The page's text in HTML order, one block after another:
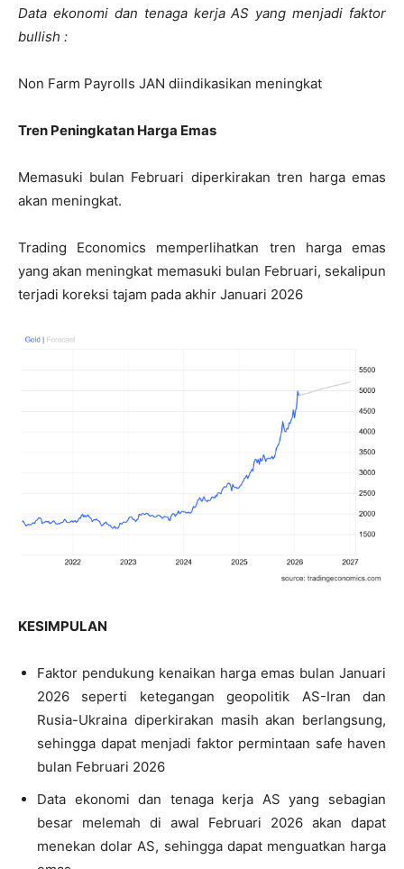
Data ekonomi dan tenaga kerja AS yang menjadi faktor
bullish :
Non Farm Payrolls JAN diindikasikan meningkat
Tren Peningkatan Harga Emas
Memasuki bulan Februari diperkirakan tren harga emas
akan meningkat.
Trading Economics memperlihatkan tren harga emas
yang akan meningkat memasuki bulan Februari, sekalipun
terjadi koreksi tajam pada akhir Januari 2026
KESIMPULAN
Faktor pendukung kenaikan harga emas bulan Januari
2026 seperti ketegangan geopolitik AS-Iran dan
Rusia-Ukraina diperkirakan masih akan berlangsung,
sehingga dapat menjadi faktor permintaan safe haven
bulan Februari 2026
Data ekonomi dan tenaga kerja AS yang sebagian
besar melemah di awal Februari 2026 akan dapat
menekan dolar AS, sehingga dapat menguatkan harga